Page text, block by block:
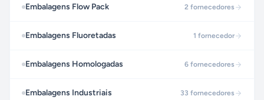
Embalagens Flow Pack 2 fornecedores
Embalagens Fluoretadas 1 fornecedor
Embalagens Homologadas 6 fornecedores
Embalagens Industriais 33 fornecedores